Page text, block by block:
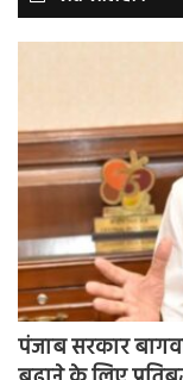
पंजाब सरकार